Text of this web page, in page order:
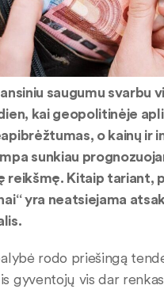
saugumu svarbu
kai geopolitinėje
o kainų ir
sunkiau
reikšmę. Kitaip tariant,
yra neatsiejama
rodo priešingą
gyventojų vis dar